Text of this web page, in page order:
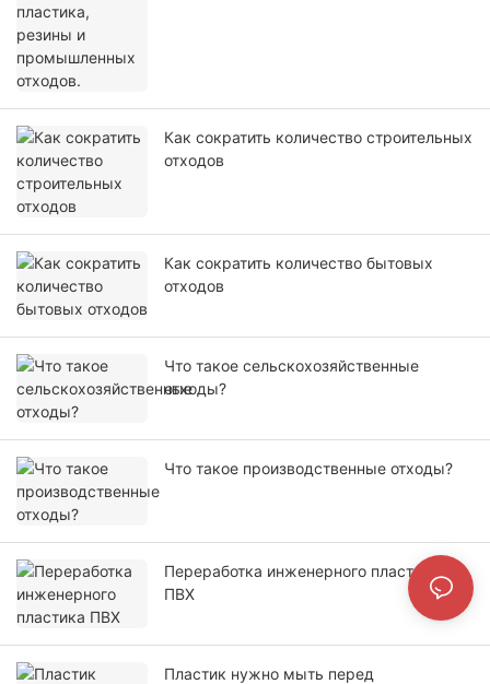
Как сократить количество строительных
отходов
Как сократить количество бытовых
отходов
Что такое сельскохозяйственные
отходы?
Что такое производственные отходы?
Переработка инженерного пластика
ПВХ
Пластик нужно мыть перед